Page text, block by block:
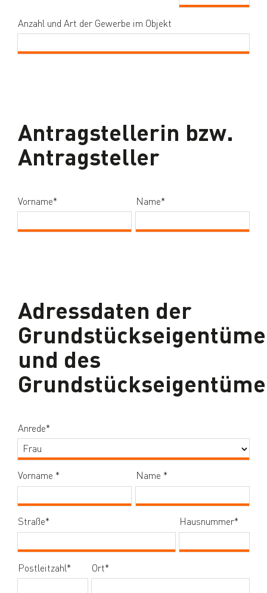
Anzahl und Art der Gewerbe im Objekt
Antragstellerin bzw.
Antragsteller
Vorname* Name*
Adressdaten der
und des
Anrede*
Vorname * Name *
Straße* Hausnummer*
Postleitzahl* (Pflichtfeld)
Ort*